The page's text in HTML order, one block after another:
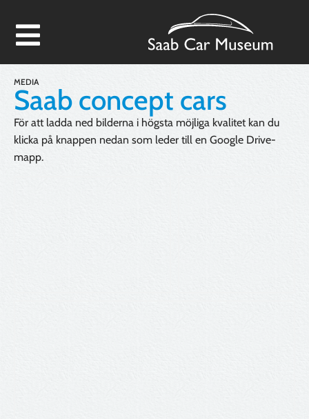
MEDIA
Saab concept cars
För att ladda ned bilderna i högsta möjliga kvalitet kan du
klicka på knappen nedan som leder till en Google Drive-
mapp.